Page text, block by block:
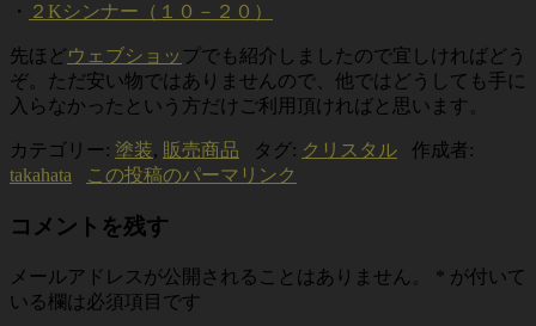
・ ２Kシンナー（１０－２０）
先ほど ウェブショッ プでも紹介しましたので宜しければどう
ぞ。ただ安い物ではありませんので、他ではどうしても手に
入らなかったという方だけご利用頂ければと思います。
カテゴリー: 塗装, 販売商品 タグ: クリスタル 作成者:
takahata
この投稿のパーマリンク
コメントを残す
メールアドレスが公開されることはありません。 * が付いて
いる欄は必須項目です